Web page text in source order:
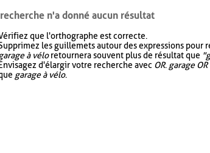
n'a donné aucun résultat
que l'orthographe est correcte.
les guillemets autour des expressions pour
à véloretournera souvent plus de résultat que
Envisagez d'élargir votre recherche avec OR. garage
garage à vélo.